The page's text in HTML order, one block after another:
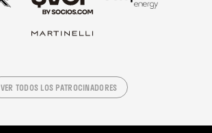
VER TODOS LOS PATROCINADORES